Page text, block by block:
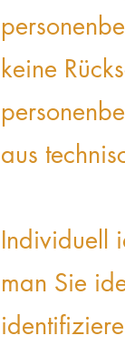
keine
aus
Individuell
man Sie